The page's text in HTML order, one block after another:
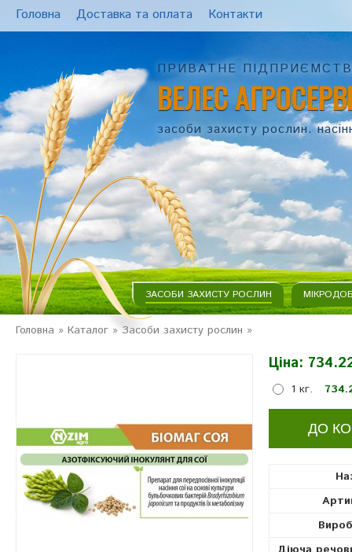
ПРИВАТНЕ
ВЕЛЕС
засоби захисту рослин.
Головна Доставка та оплата Контакти
ЗАСОБИ ЗАХИСТУ РОСЛИН
Головна » Каталог » Засоби захисту рослин »
Ціна:
1 кг.